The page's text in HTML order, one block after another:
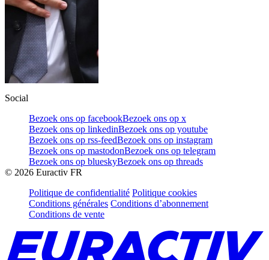
Social
Bezoek ons op facebookBezoek ons op x
Bezoek ons op linkedinBezoek ons op youtube
Bezoek ons op rss-feedBezoek ons op instagram
Bezoek ons op mastodonBezoek ons op telegram
Bezoek ons op blueskyBezoek ons op threads
© 2026 Euractiv FR
Politique de confidentialité Politique cookies
Conditions générales Conditions d’abonnement
Conditions de vente